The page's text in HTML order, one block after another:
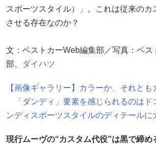
スポーツスタイル）」。これは従来のカ
させる存在なのか？
文：ベストカーWeb編集部／写真：ベス
部、
ダイハツ
【画像ギャラリー】カラーか、それと
「ダンディ」要素を感じられるのは
ンディスポーツスタイルのディテールに
現行ムーヴの“カスタム代役”は黒で締め